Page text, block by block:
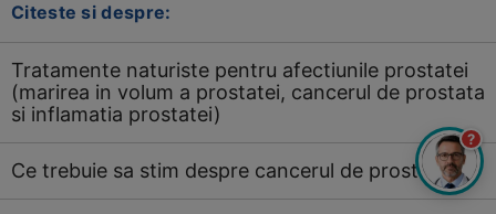
Citeste si despre:
Tratamente naturiste pentru afectiunile prostatei
(marirea in volum a prostatei, cancerul de prostata
si inflamatia prostatei)
Ce trebuie sa stim despre cancerul de prostata
?